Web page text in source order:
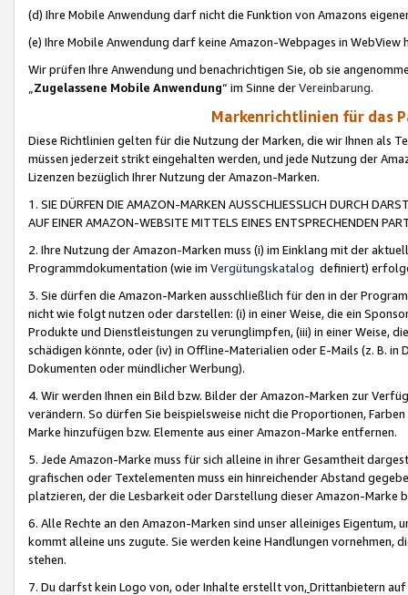
(d) Ihre Mobile Anwendung darf nicht die Funktion von Amazons
(e) Ihre Mobile Anwendung darf keine Amazon-Webpages in WebView
Wir prüfen Ihre Anwendung und benachrichtigen Sie, ob sie
„Zugelassene Mobile Anwendung“ im Sinne derVereinbarung.
Markenrichtlinien für das
Diese Richtlinien gelten für die Nutzung der Marken, die wir Ihnen als
müssen jederzeit strikt eingehalten werden, und jede Nutzung der
Lizenzen bezüglich Ihrer Nutzung der Amazon-Marken.
1. SIE DÜRFEN DIE AMAZON-MARKEN AUSSCHLIESSLICH DURCH
AUF EINER AMAZON-WEBSITE MITTELS EINES ENTSPRECHENDEN
2. Ihre Nutzung der Amazon-Marken muss (i) im Einklang mit der
Programmdokumentation (wie im Vergütungskatalog definiert)
3. Sie dürfen die Amazon-Marken ausschließlich für den in der
nicht wie folgt nutzen oder darstellen: (i) in einer Weise, die ein
Produkte und Dienstleistungen zu verunglimpfen, (iii) in einer Weise,
schädigen könnte, oder (iv) in Offline-Materialien oder E-Mails (z. B. in
Dokumenten oder mündlicher Werbung).
4. Wir werden Ihnen ein Bild bzw. Bilder der Amazon-Marken zur
verändern. So dürfen Sie beispielsweise nicht die Proportionen,
Marke hinzufügen bzw. Elemente aus einer Amazon-Marke entfernen.
5. Jede Amazon-Marke muss für sich alleine in ihrer Gesamtheit
grafischen oder Textelementen muss ein hinreichender Abstand
platzieren, der die Lesbarkeit oder Darstellung dieser Amazon-Marke
6. Alle Rechte an den Amazon-Marken sind unser alleiniges
kommt alleine uns zugute. Sie werden keine Handlungen vornehmen,
stehen.
7. Du darfst kein Logo von, oder Inhalte erstellt von,Drittanbietern auf